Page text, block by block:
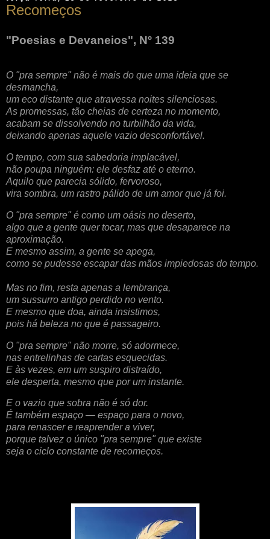
Recomeços
"Poesias e Devaneios", Nº 139
O "pra sempre" não é mais do que uma ideia que se
desmancha,
um eco distante que atravessa noites silenciosas.
As promessas, tão cheias de certeza no momento,
acabam se dissolvendo no turbilhão da vida,
deixando apenas aquele vazio desconfortável.
O tempo, com sua sabedoria implacável,
não poupa ninguém: ele desfaz até o eterno.
Aquilo que parecia sólido, fervoroso,
vira sombra, um rastro pálido de um amor que já foi.
O "pra sempre" é como um oásis no deserto,
algo que a gente quer tocar, mas que desaparece na
aproximação.
E mesmo assim, a gente se apega,
como se pudesse escapar das mãos impiedosas do tempo.
Mas no fim, resta apenas a lembrança,
um sussurro antigo perdido no vento.
E mesmo que doa, ainda insistimos,
pois há beleza no que é passageiro.
O "pra sempre" não morre, só adormece,
nas entrelinhas de cartas esquecidas.
E às vezes, em um suspiro distraído,
ele desperta, mesmo que por um instante.
E o vazio que sobra não é só dor.
É também espaço — espaço para o novo,
para renascer e reaprender a viver,
porque talvez o único "pra sempre" que existe
seja o ciclo constante de recomeços.